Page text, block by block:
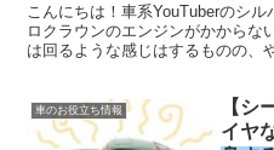
こんにちは！車系YouTuberのシ
ロクラウンのエンジンがかからな
は回るような感じはするものの、
車のお役立ち情報
【シ
イヤ